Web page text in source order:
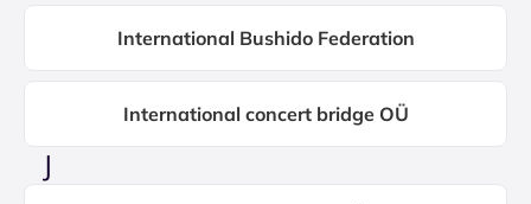
International Bushido Federation
International concert bridge OÜ
J